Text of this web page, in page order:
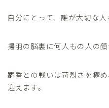
自分にとって、誰が大切な人
揚羽の脳裏に何人もの人の顔
麝香との戦いは苛烈さを極
迎えます。